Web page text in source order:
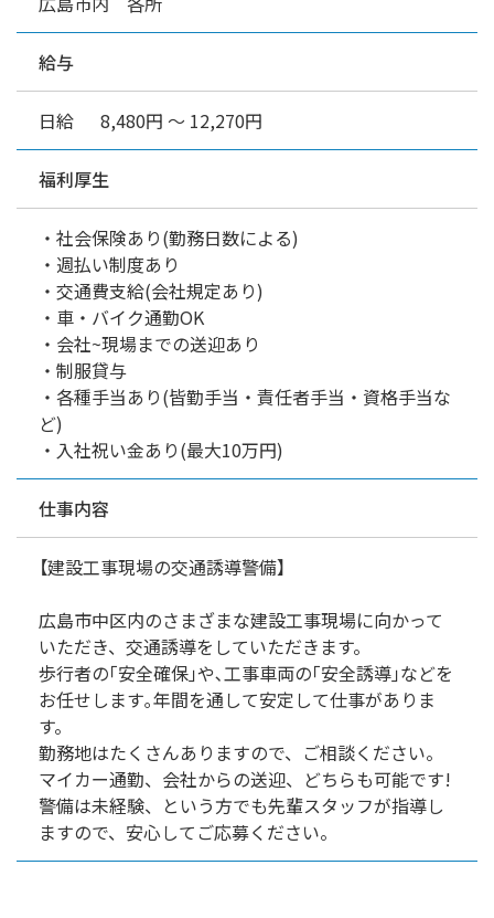
給与
日給 8,480円 ～ 12,270円
福利厚生
・社会保険あり(勤務日数による)
・週払い制度あり
・交通費支給(会社規定あり)
・車・バイク通勤OK
・会社~現場までの送迎あり
・制服貸与
・各種手当あり(皆勤手当・責任者手当・資格手当な
ど)
・入社祝い金あり(最大10万円)
仕事内容
【建設工事現場の交通誘導警備】
広島市中区内のさまざまな建設工事現場に向かって
いただき、交通誘導をしていただきます。
歩行者の｢安全確保｣や､工事車両の｢安全誘導｣などを
お任せします｡年間を通して安定して仕事がありま
す。
勤務地はたくさんありますので、ご相談ください。
マイカー通勤、会社からの送迎、どちらも可能です!
警備は未経験、という方でも先輩スタッフが指導し
ますので、安心してご応募ください。